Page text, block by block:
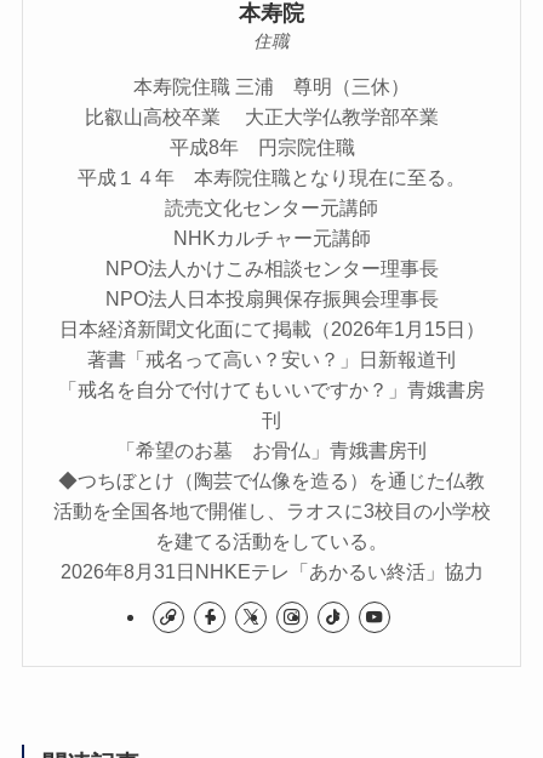
本寿院
住職
本寿院住職 三浦 尊明（三休）
比叡山高校卒業 大正大学仏教学部卒業
平成8年 円宗院住職
平成１４年 本寿院住職となり現在に至る。
読売文化センター元講師
NHKカルチャー元講師
NPO法人かけこみ相談センター理事長
NPO法人日本投扇興保存振興会理事長
日本経済新聞文化面にて掲載（2026年1月15日）
著書「戒名って高い？安い？」日新報道刊
「戒名を自分で付けてもいいですか？」青娥書房
刊
「希望のお墓 お骨仏」青娥書房刊
◆つちぼとけ（陶芸で仏像を造る）を通じた仏教
活動を全国各地で開催し、ラオスに3校目の小学校
を建てる活動をしている。
2026年8月31日NHKEテレ「あかるい終活」協力